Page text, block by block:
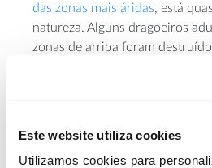
Este website utiliza cookies
Utilizamos cookies para
das zonas mais áridas, está
natureza. Alguns dragoeiros
zonas de arriba foram
Ilha da Madeira e em Porto
espécie a ser considerada
Existem, no entanto, inúmeros